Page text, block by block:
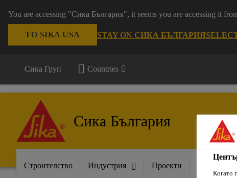
You are accessing "Сика България", it seems you are accessing it
TO SIKA USA STAY ON СИКА БЪЛГАРИЯ
Сика Груп Countries
Сика България
Строителство Индустрия Проекти
Когато